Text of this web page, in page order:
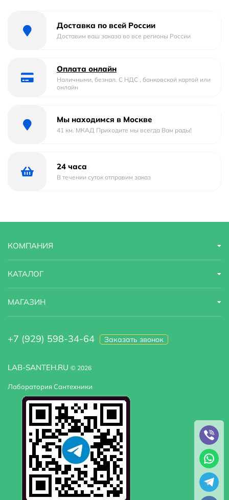
Отверстие под перелив :
накладная
овальная
Страна бренда Италия
Стилистика дизайна современный
Доставка по всей России
Доставим ваш заказа во все регионы России
Оплата онлайн
Наличными, безнал. С НДС , банковской картой или
онлайн
Мы находимся в Москве
41 км. МКАД Приходите мы всегда Вам рады!
24 часа
В течении суток отправим заказ
LAB-SANTEH.RU © 2026
Лаборатория Сантехники
КОМПАНИЯ
КАТАЛОГ
МАГАЗИН
+7 (929) 598-34-64 Заказать звонок